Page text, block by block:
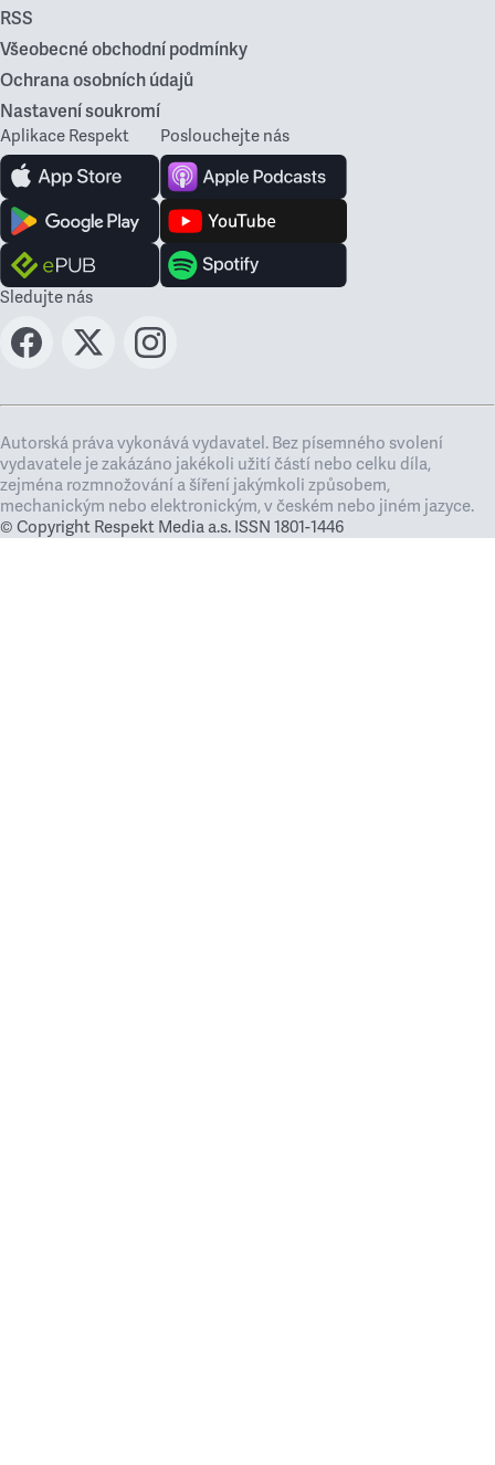
RSS
Všeobecné obchodní podmínky
Ochrana osobních údajů
Nastavení soukromí
Aplikace Respekt Poslouchejte nás
Sledujte nás
Autorská práva vykonává vydavatel. Bez písemného svolení
vydavatele je zakázáno jakékoli užití částí nebo celku díla,
zejména rozmnožování a šíření jakýmkoli způsobem,
mechanickým nebo elektronickým, v českém nebo jiném jazyce.
© Copyright Respekt Media a.s. ISSN 1801-1446